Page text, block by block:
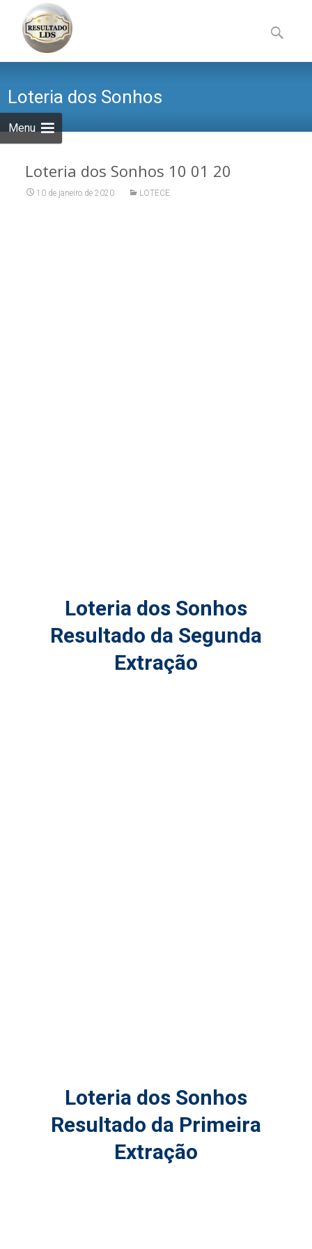
Menu
to
content
por:
Loteria dos Sonhos
Loteria dos Sonhos 10 01 20
10 de janeiro de 2020 LOTECE
Loteria dos Sonhos
Resultado da Segunda
Extração
Loteria dos Sonhos
Resultado da Primeira
Extração